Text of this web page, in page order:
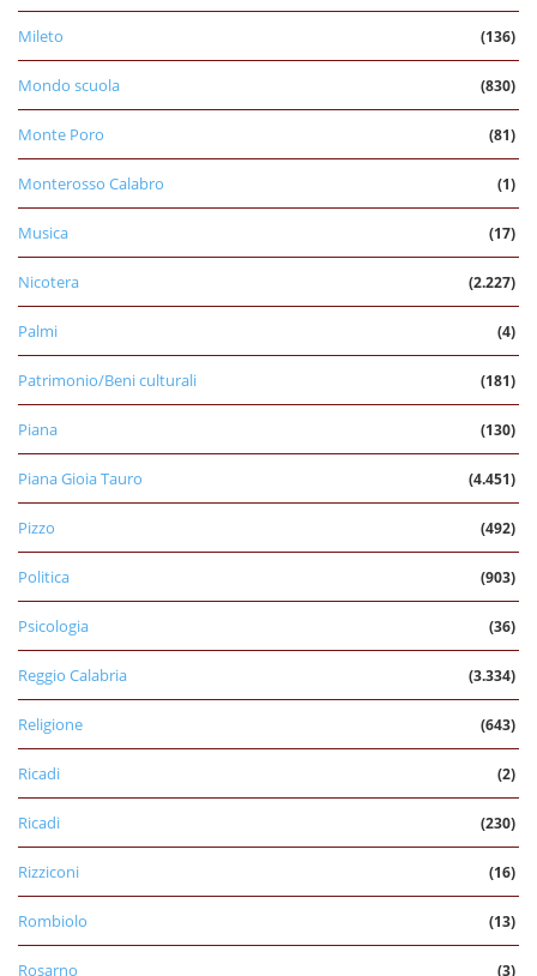
Mileto (136)
Mondo scuola (830)
Monte Poro (81)
Monterosso Calabro (1)
Musica (17)
Nicotera (2.227)
Palmi (4)
Patrimonio/Beni culturali (181)
Piana (130)
Piana Gioia Tauro (4.451)
Pizzo (492)
Politica (903)
Psicologia (36)
Reggio Calabria (3.334)
Religione (643)
Ricadi (2)
Ricadi (230)
Rizziconi (16)
Rombiolo (13)
Rosarno (3)